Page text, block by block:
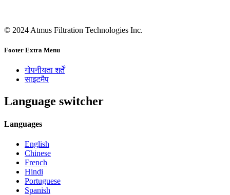
© 2024 Atmus Filtration Technologies Inc.
Footer Extra Menu
गोपनीयता शर्तें
साइटमैप
Language switcher
Languages
English
Chinese
French
Hindi
Portuguese
Spanish